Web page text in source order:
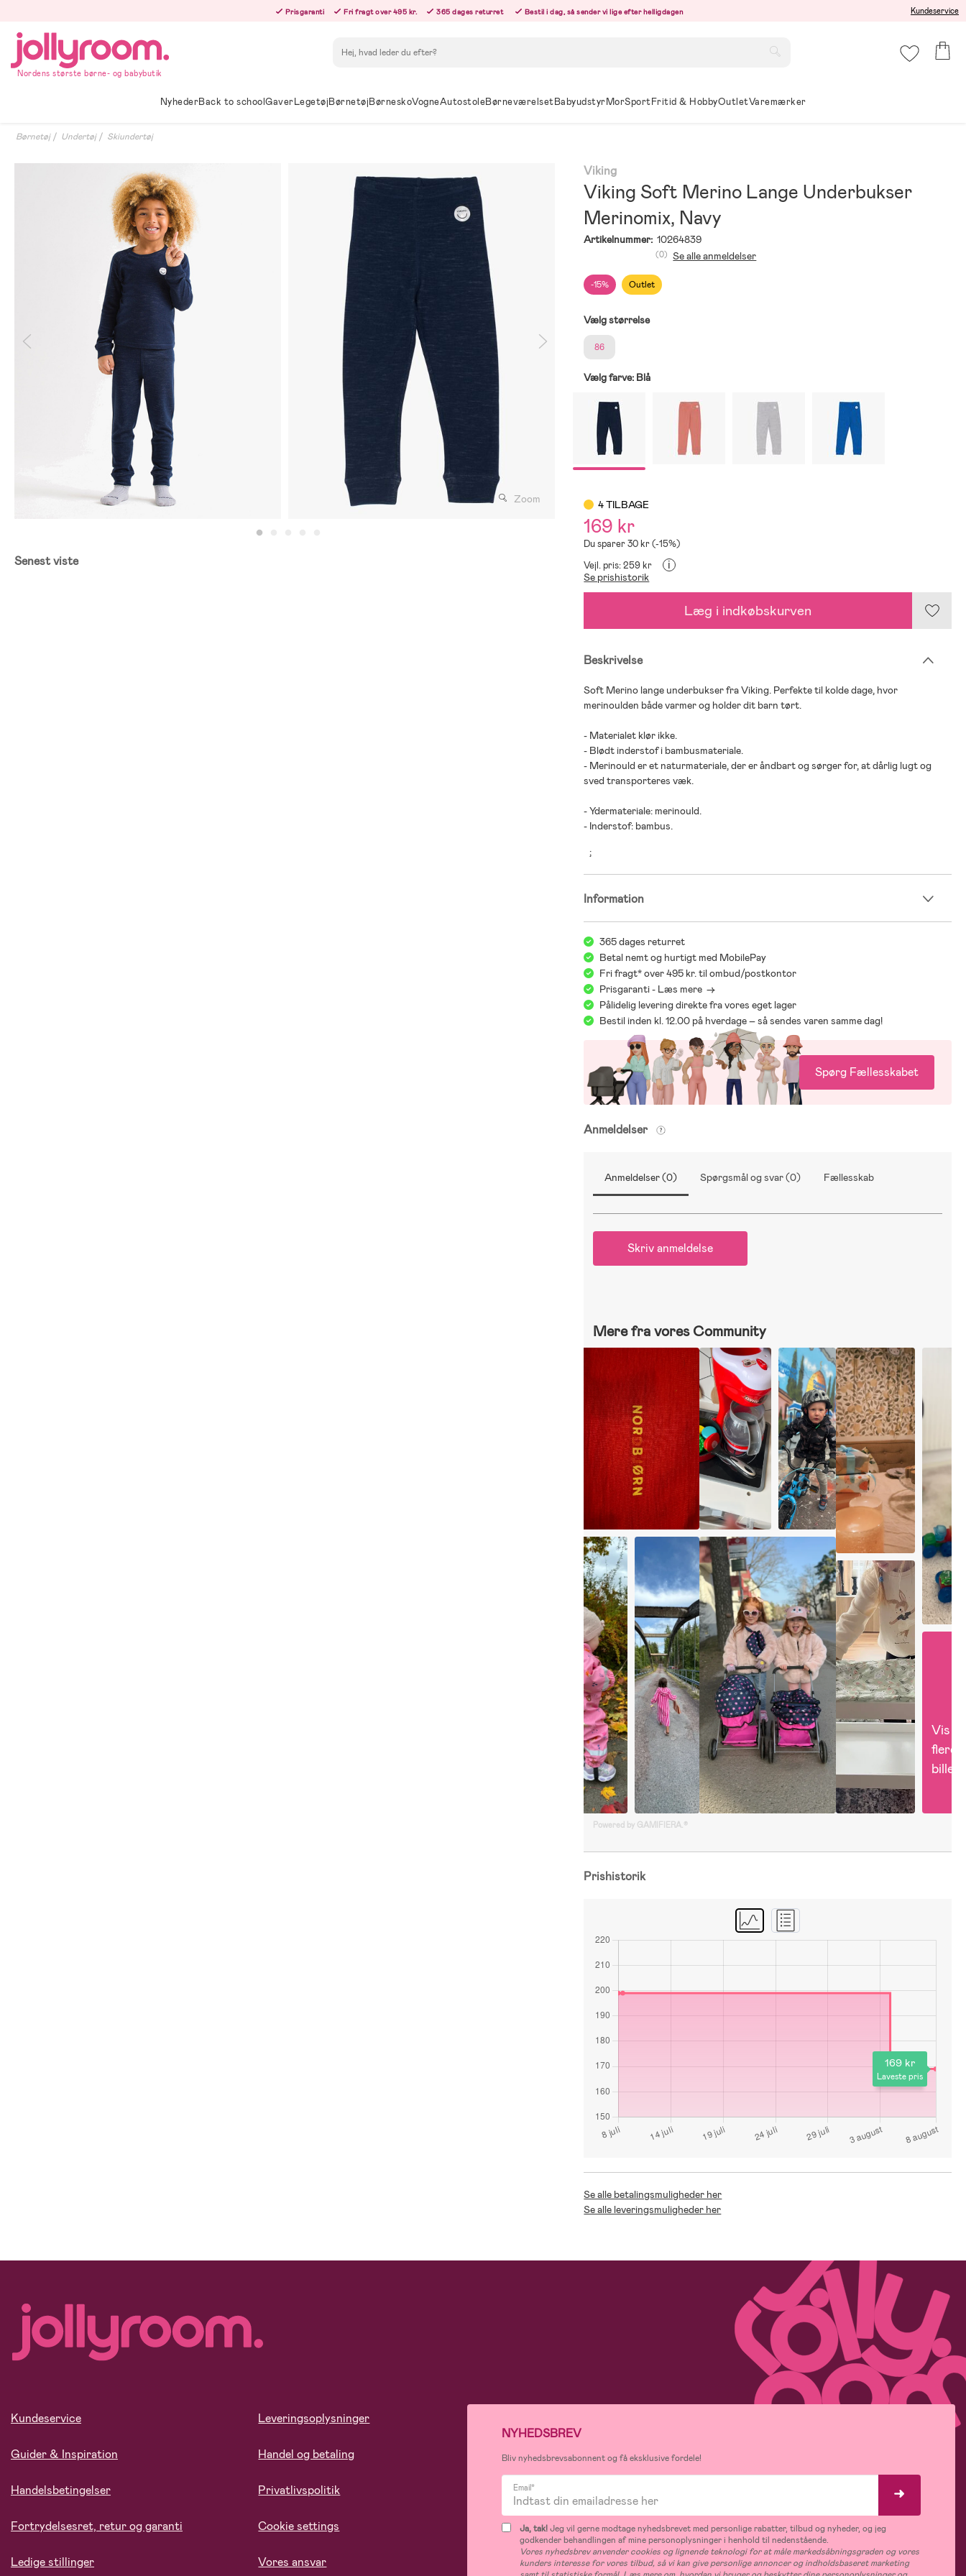
innehållet
Prisgaranti Fri fragt over 495 kr. 365 dages returret Bestil i dag, så sender vi lige efter helligdagen Kundeservice
Nordens største børne- og babybutik
NyhederBack to schoolGaverLegetøjBørnetøjBørneskoVogneAutostoleBørneværelsetBabyudstyrMorSportFritid & HobbyOutletVaremærker
Børnetøj Undertøj Skiundertøj
Zoom
Senest viste
Viking
Viking Soft Merino Lange Underbukser
Merinomix, Navy
Artikelnummer: 10264839
-15% Outlet
(0) Se alle anmeldelser
Vælg størrelse
86
Vælg farve: Blå
4 TILBAGE
169 kr
Du sparer 30 kr (-15%)
Vejl. pris: 259 kr
i
Se prishistorik
Læg i indkøbskurven
Beskrivelse
Soft Merino lange underbukser fra Viking. Perfekte til kolde dage, hvor
merinoulden både varmer og holder dit barn tørt.
- Materialet klør ikke.
- Blødt inderstof i bambusmateriale.
- Merinould er et naturmateriale, der er åndbart og sørger for, at dårlig lugt og
sved transporteres væk.
- Ydermateriale: merinould.
- Inderstof: bambus.
;
Information
365 dages returret
Betal nemt og hurtigt med MobilePay
Fri fragt* over 495 kr. til ombud/postkontor
Prisgaranti - Læs mere ->
Pålidelig levering direkte fra vores eget lager
Bestil inden kl. 12.00 på hverdage – så sendes varen samme dag!
Spørg Fællesskabet
Anmeldelser
Anmeldelser (0) Spørgsmål og svar (0) Fællesskab
Skriv anmeldelse
Mere fra vores Community
Vis
flere
Powered by GAMIFIERA.®
Prishistorik
169 kr
Laveste pris
Se alle betalingsmuligheder her
Se alle leveringsmuligheder her
Kundeservice
Guider & Inspiration
Handelsbetingelser
Fortrydelsesret, retur og garanti
Ledige stillinger
Leveringsoplysninger
Handel og betaling
Privatlivspolitik
Cookie settings
Vores ansvar
NYHEDSBREV
Bliv nyhedsbrevsabonnent og få eksklusive fordele!
Email*
Ja, tak!Jeg vil gerne modtage nyhedsbrevet med personlige rabatter, tilbud og nyheder, og jeg
godkender behandlingen af mine personoplysninger i henhold til nedenstående.
Vores nyhedsbrev anvender cookies og lignende teknologi for at måle markedsåbningsgraden og vores
kunders interesse for vores tilbud, så vi kan give personlige annoncer og indholdsbaseret marketing